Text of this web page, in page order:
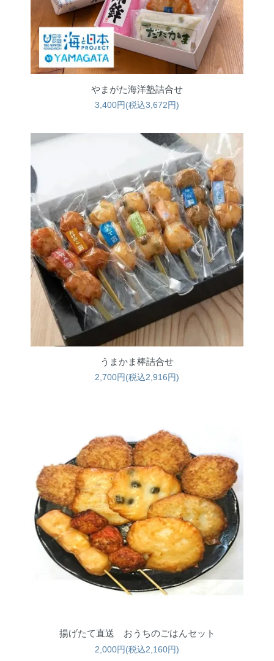
やまがた海洋塾詰合せ
3,400円(税込3,672円)
うまかま棒詰合せ
2,700円(税込2,916円)
揚げたて直送 おうちのごはんセット
2,000円(税込2,160円)